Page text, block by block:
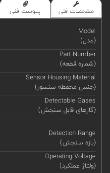
مشخصات فنی پیوست فنی
Model
(مدل)
Part Number
(شماره قطعه)
Sensor Housing Material
(جنس محفظه سنسور)
Detectable Gases
(گازهای قابل سنجش)
Detection Range
(بازه سنجش)
Operating Voltage
(ولتاژ عملکرد)